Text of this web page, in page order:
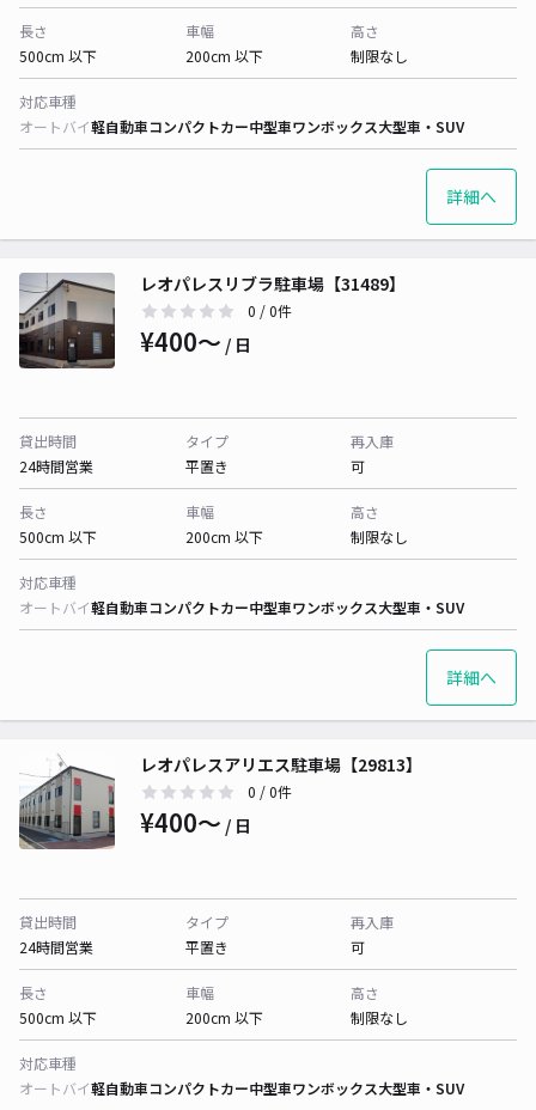
長さ
500cm 以下
車幅
200cm 以下
高さ
制限なし
対応車種
オートバイ軽自動車コンパクトカー中型車ワンボックス大型車・SUV
詳細へ
レオパレスリブラ駐車場【31489】
0 / 0件
¥400〜 / 日
貸出時間
24時間営業
タイプ
平置き
再入庫
可
長さ
500cm 以下
車幅
200cm 以下
高さ
制限なし
対応車種
オートバイ軽自動車コンパクトカー中型車ワンボックス大型車・SUV
詳細へ
レオパレスアリエス駐車場【29813】
0 / 0件
¥400〜 / 日
貸出時間
24時間営業
タイプ
平置き
再入庫
可
長さ
500cm 以下
車幅
200cm 以下
高さ
制限なし
対応車種
オートバイ軽自動車コンパクトカー中型車ワンボックス大型車・SUV